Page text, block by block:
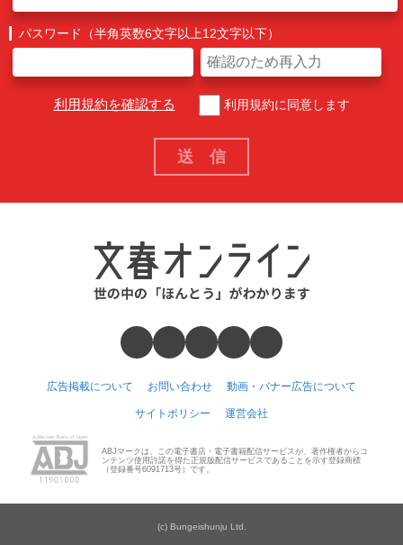
パスワード（半角英数6文字以上12文字以下）
利用規約を確認する 利用規約に同意します
広告掲載について お問い合わせ 動画・バナー広告について
サイトポリシー 運営会社
ABJマークは、この電子書店・電子書籍配信サービスが、著作権者からコ
ンテンツ使用許諾を得た正規版配信サービスであることを示す登録商標
（登録番号6091713号）です。
(c) Bungeishunju Ltd.